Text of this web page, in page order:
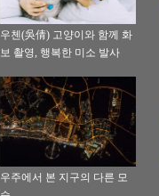
우첸(吳倩) 고양이와 함께 화
보 촬영, 행복한 미소 발사
우주에서 본 지구의 다른 모